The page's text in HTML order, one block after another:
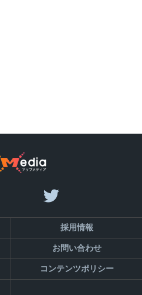
採用情報
お問い合わせ
コンテンツポリシー